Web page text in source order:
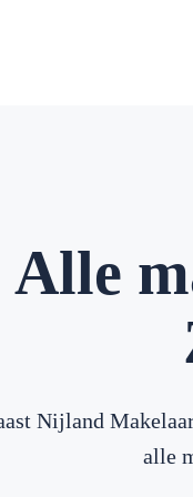
Alle
Nijland
alle